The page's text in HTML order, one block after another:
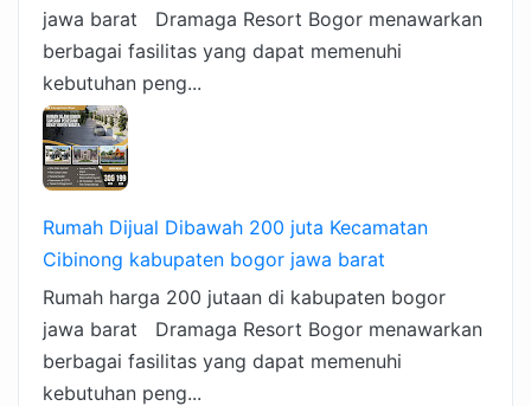
jawa barat Dramaga Resort Bogor menawarkan
berbagai fasilitas yang dapat memenuhi
kebutuhan peng...
Rumah Dijual Dibawah 200 juta Kecamatan
Cibinong kabupaten bogor jawa barat
Rumah harga 200 jutaan di kabupaten bogor
jawa barat Dramaga Resort Bogor menawarkan
berbagai fasilitas yang dapat memenuhi
kebutuhan peng...